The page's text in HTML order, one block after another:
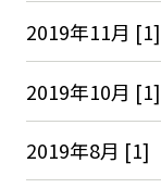
2019年11月 [1]
2019年10月 [1]
2019年8月 [1]